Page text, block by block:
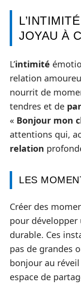
JOYAU À
L’intimité
relation
nourrit de
tendres et de
« Bonjour mon
attentions qui,
relation
LES
Créer des
pour développer
durable. Ces
pas de grandes
bonjour au
espace de